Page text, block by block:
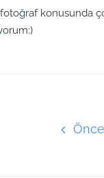
fotoğraf konusunda